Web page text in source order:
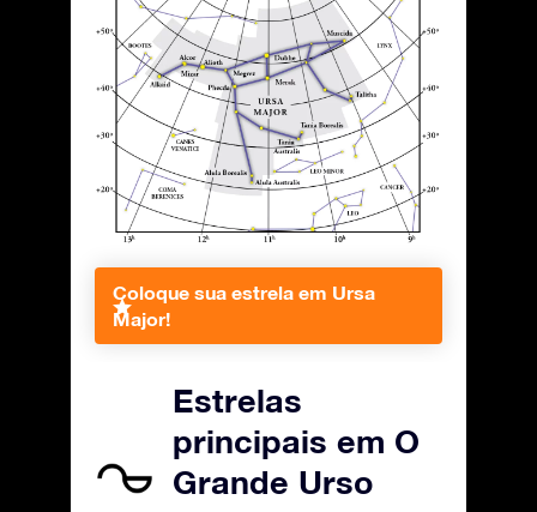
Coloque sua estrela em Ursa
Major!
Estrelas
principais em O
Grande Urso